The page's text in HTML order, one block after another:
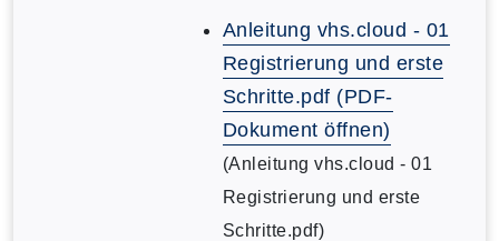
Anleitung vhs.cloud - 01
Registrierung und erste
Schritte.pdf (PDF-
Dokument öffnen)
(Anleitung vhs.cloud - 01
Registrierung und erste
Schritte.pdf)